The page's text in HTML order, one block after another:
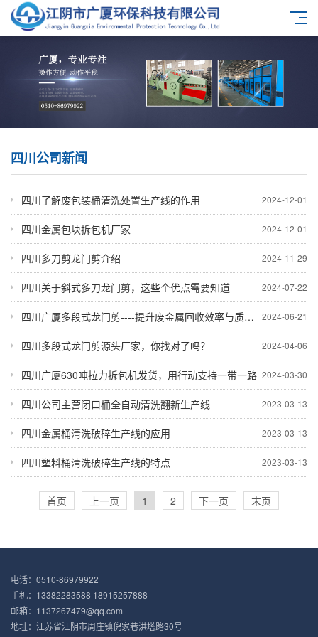
四川公司新闻
2024-12-01
四川了解废包装桶清洗处置生产线的作用
2024-12-01
四川金属包块拆包机厂家
2024-11-29
四川多刀剪龙门剪介绍
2024-07-22
四川关于斜式多刀龙门剪，这些个优点需要知道
2024-06-21
四川广厦多段式龙门剪----提升废金属回收效率与质量的好帮手
2024-04-06
四川多段式龙门剪源头厂家，你找对了吗？
2024-03-30
四川广厦630吨拉力拆包机发货，用行动支持一带一路
2023-03-13
四川公司主营闭口桶全自动清洗翻新生产线
2023-03-13
四川金属桶清洗破碎生产线的应用
2023-03-13
四川塑料桶清洗破碎生产线的特点
首页 上一页 1 2 下一页 末页
电话：0510-86979922
手机：13382283588 18915257888
邮箱：1137267479@qq.com
地址：江苏省江阴市周庄镇倪家巷洪塔路30号